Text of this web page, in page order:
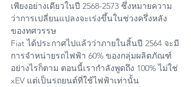
เพียงอย่างเดียวในปี 2568-2573 ซึ่งหมายความ
ว่าการเปลี่ยนแปลงจะเร่งขึ้นในช่วงครึ่งหลัง
ของทศวรรษ
Fiat ได้ประกาศไปแล้วว่าภายในสิ้นปี 2564 จะมี
การจำหน่ายรถไฟฟ้า 60% ของกลุ่มผลิตภัณฑ์
อย่างไรก็ตาม ตอนนี้เรากำลังพูดถึง 100% ไม่ใช่
xEV แต่เป็นรถยนต์ที่ใช้ไฟฟ้าเท่านั้น